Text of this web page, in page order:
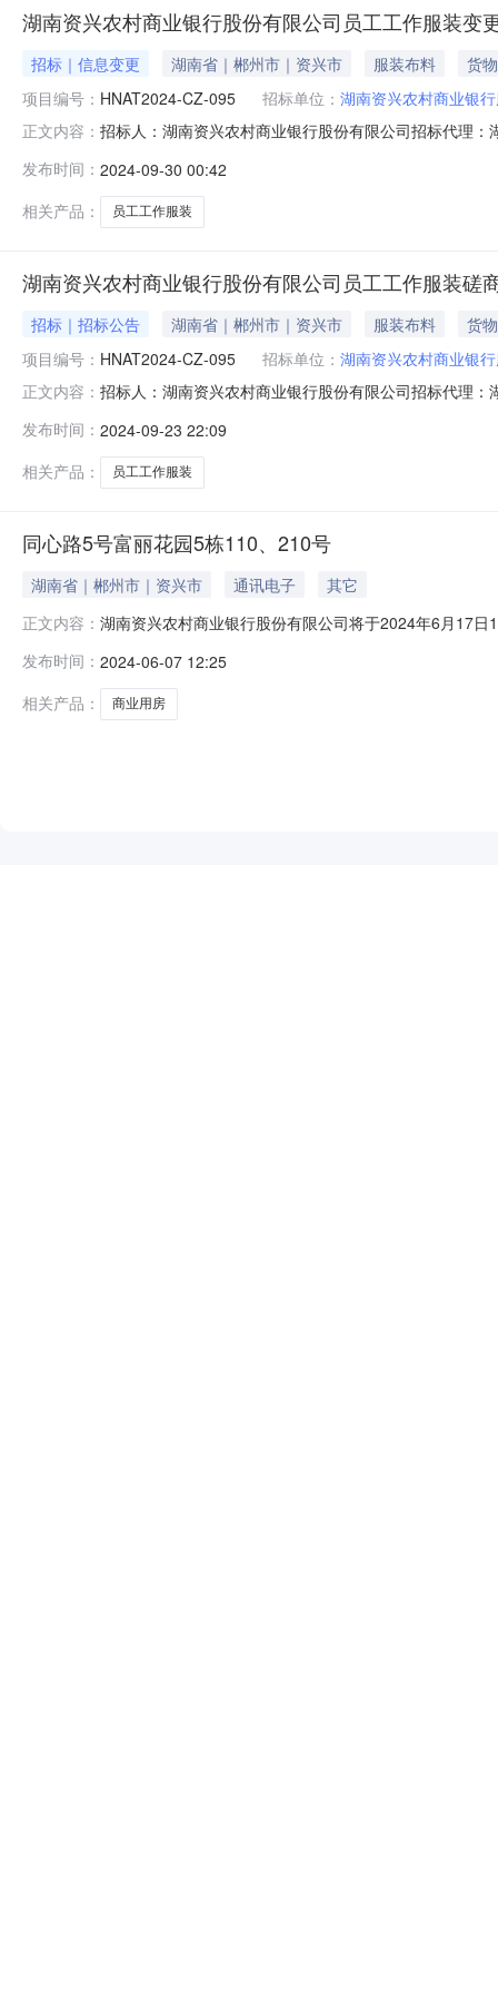
湖南资兴农村商业银行股份有限公司员工工作服装变
招标｜信息变更 湖南省｜郴州市｜资兴市 服装布料
货物
项目编号： HNAT2024-CZ-095 招标单位： 湖南资兴农村商业银
正文内容： 招标人：湖南资兴农村商业银行股份有限公司招标代理
作如下变更：删除附表2商务及技术标评审评分表中“品
发布时间： 2024-09-30 00:42
相关产品：
员工工作服装
湖南资兴农村商业银行股份有限公司员工工作服装磋
招标｜招标公告 湖南省｜郴州市｜资兴市 服装布料
货物
项目编号： HNAT2024-CZ-095 招标单位： 湖南资兴农村商业银
正文内容： 招标人：湖南资兴农村商业银行股份有限公司招标代理
资格条件的供应商参与竞争性磋商采购活动。一、项目
发布时间： 2024-09-23 22:09
相关产品：
员工工作服装
同心路5号富丽花园5栋110、210号
湖南省｜郴州市｜资兴市 通讯电子
其它
正文内容： 湖南资兴农村商业银行股份有限公司将于2024年6月17
层，房屋总楼层共8层。该房产资产处于闲置状态，周边
发布时间： 2024-06-07 12:25
相关产品：
商业用房